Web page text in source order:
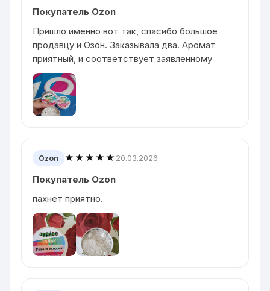
Покупатель Ozon
Пришло именно вот так, спасибо большое
продавцу и Озон. Заказывала два. Аромат
приятный, и соответствует заявленному
Ozon ★★★★★ 20.03.2026
Покупатель Ozon
пахнет приятно.